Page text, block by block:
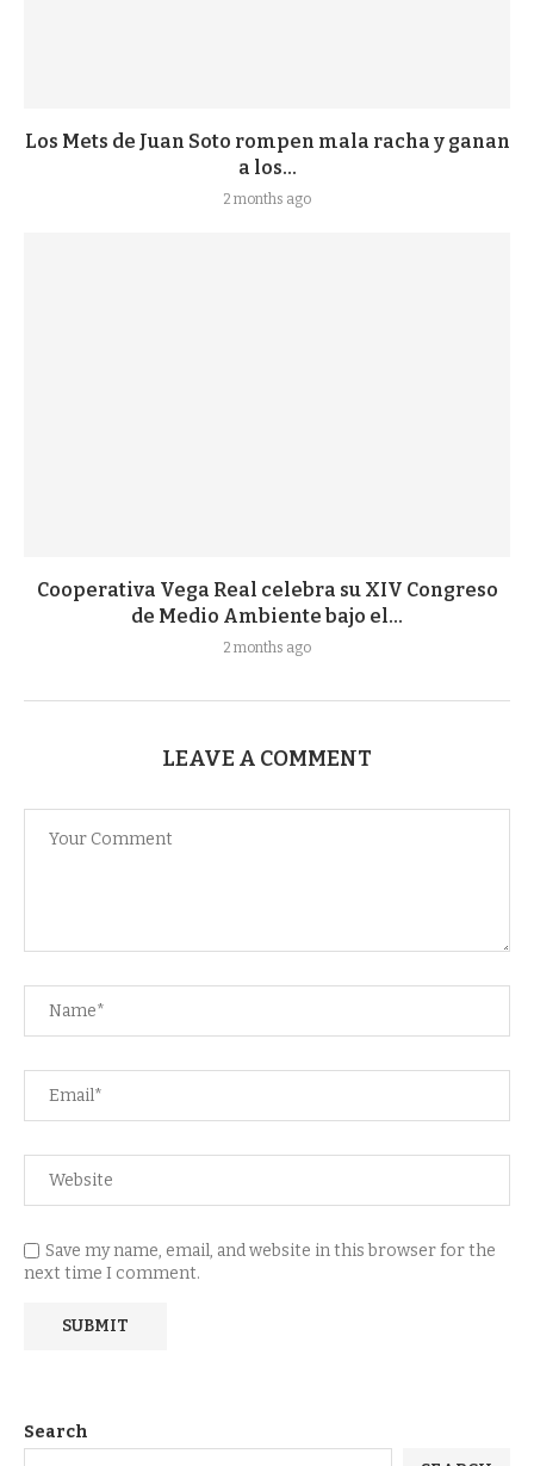
Los Mets de Juan Soto rompen mala racha y ganan
a los...
2 months ago
Cooperativa Vega Real celebra su XIV Congreso
de Medio Ambiente bajo el...
2 months ago
LEAVE A COMMENT
Save my name, email, and website in this browser for the
next time I comment.
Search